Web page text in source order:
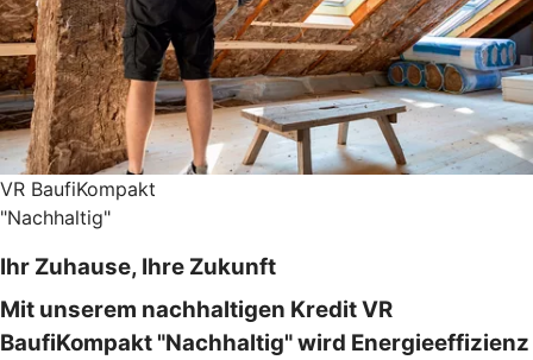
VR BaufiKompakt
"Nachhaltig"
Ihr Zuhause, Ihre Zukunft
Mit unserem nachhaltigen Kredit VR
BaufiKompakt "Nachhaltig" wird Energieeffizienz